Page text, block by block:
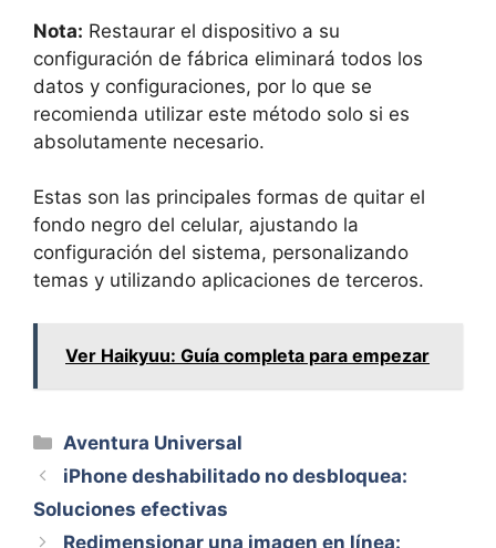
Nota: Restaurar el dispositivo a su
configuración de fábrica eliminará todos los
datos y configuraciones, por lo que se
recomienda utilizar este método solo si es
absolutamente necesario.
Estas son las principales formas de quitar el
fondo negro del celular, ajustando la
configuración del sistema, personalizando
temas y utilizando aplicaciones de terceros.
Ver Haikyuu: Guía completa para empezar
Categorías
Aventura Universal
iPhone deshabilitado no desbloquea:
Soluciones efectivas
Redimensionar una imagen en línea: